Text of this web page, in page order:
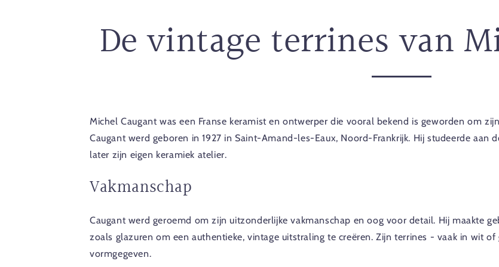
De vintage terrines van
Michel Caugant was een Franse keramist en ontwerper die vooral bekend is geworden om
Caugant werd geboren in 1927 in Saint-Amand-les-Eaux, Noord-Frankrijk. Hij studeerde aan
later zijn eigen keramiek atelier.
Vakmanschap
Caugant werd geroemd om zijn uitzonderlijke vakmanschap en oog voor detail. Hij maakte
zoals glazuren om een authentieke, vintage uitstraling te creëren. Zijn terrines - vaak in wit
vormgegeven.